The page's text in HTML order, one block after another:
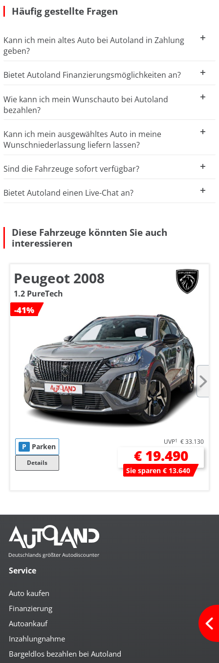
Häufig gestellte Fragen
Kann ich mein altes Auto bei Autoland in Zahlung
geben?
Bietet Autoland Finanzierungsmöglichkeiten an?
Wie kann ich mein Wunschauto bei Autoland
bezahlen?
Kann ich mein ausgewähltes Auto in meine
Wunschniederlassung liefern lassen?
Sind die Fahrzeuge sofort verfügbar?
Bietet Autoland einen Live-Chat an?
Diese Fahrzeuge könnten Sie auch
interessieren
Peugeot 2008
1.2 PureTech
-41%
P Parken
Details
UVP1 € 33.130
€ 19.490
Sie sparen € 13.640
Service
Auto kaufen
Finanzierung
Autoankauf
Inzahlungnahme
Bargeldlos bezahlen bei Autoland